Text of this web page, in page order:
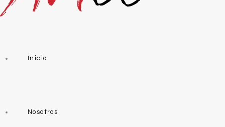
Inicio
Nosotros